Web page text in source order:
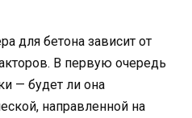
для бетона зависит от
В первую очередь
— будет ли она
направленной на